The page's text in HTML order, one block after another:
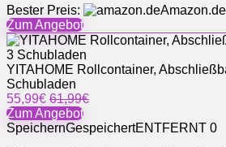
Bester Preis:
Amazon.de
Zum Angebot
YITAHOME Rollcontainer,
Schubladen
55,99€ 61,99€
Zum Angebot
SpeichernGespeichertENTFERNT 0